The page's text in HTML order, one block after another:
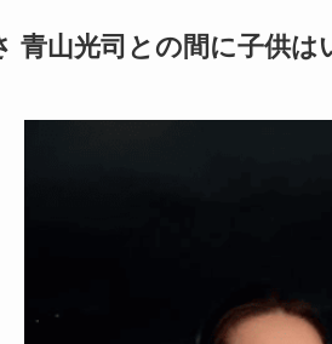
青山光司との間に子供は